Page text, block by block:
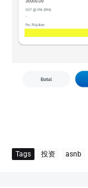
Tags 投资 asnb